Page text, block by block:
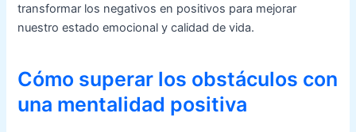
transformar los negativos en positivos para mejorar
nuestro estado emocional y calidad de vida.
Cómo superar los obstáculos con
una mentalidad positiva